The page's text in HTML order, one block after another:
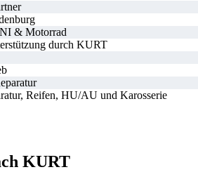
& Motorrad
durch KURT
Reifen, HU/AU und Karosserie
KURT